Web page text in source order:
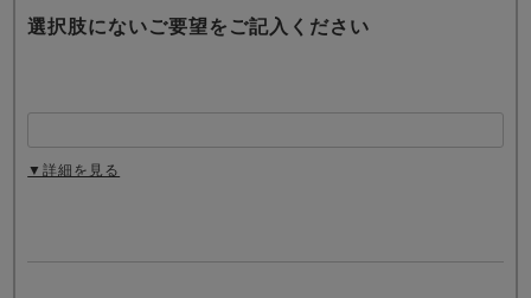
選択肢にないご要望をご記入ください
▼詳細を見る